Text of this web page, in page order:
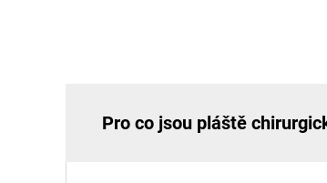
Pro co jsou pláště